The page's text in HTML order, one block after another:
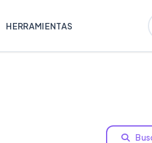
HERRAMIENTAS